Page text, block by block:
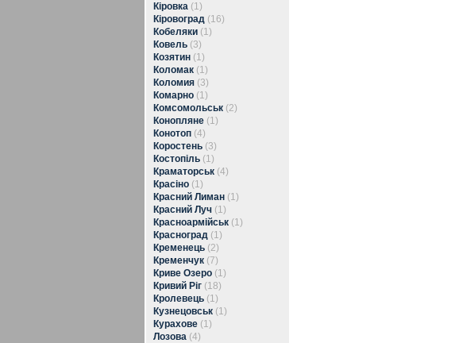
Кіровка (1)
Кіровоград (16)
Кобеляки (1)
Ковель (3)
Козятин (1)
Коломак (1)
Коломия (3)
Комарно (1)
Комсомольськ (2)
Конопляне (1)
Конотоп (4)
Коростень (3)
Костопіль (1)
Краматорськ (4)
Красіно (1)
Красний Лиман (1)
Красний Луч (1)
Красноармійськ (1)
Красноград (1)
Кременець (2)
Кременчук (7)
Криве Озеро (1)
Кривий Ріг (18)
Кролевець (1)
Кузнецовськ (1)
Курахове (1)
Лозова (4)